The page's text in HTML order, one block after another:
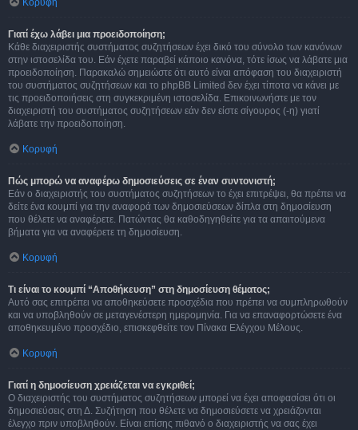
Κορυφή
Γιατί έχω λάβει μια προειδοποίηση;
Κάθε διαχειριστής συστήματος συζητήσεων έχει δικό του σύνολο των κανόνων
στην ιστοσελίδα του. Εάν έχετε παραβεί κάποιο κανόνα, τότε ίσως να λάβατε μια
προειδοποίηση. Παρακαλώ σημειώστε ότι αυτό είναι απόφαση του διαχειριστή
του συστήματος συζητήσεων και το phpBB Limited δεν έχει τίποτα να κάνει με
τις προειδοποιήσεις στη συγκεκριμένη ιστοσελίδα. Επικοινωνήστε με τον
διαχειριστή του συστήματος συζητήσεων εάν δεν είστε σίγουρος (-η) γιατί
λάβατε την προειδοποίηση.
Κορυφή
Πώς μπορώ να αναφέρω δημοσιεύσεις σε έναν συντονιστή;
Εάν ο διαχειριστής του συστήματος συζητήσεων το έχει επιτρέψει, θα πρέπει να
δείτε ένα κουμπί για την αναφορά των δημοσιεύσεων δίπλα στη δημοσίευση
που θέλετε να αναφέρετε. Πατώντας θα καθοδηγηθείτε για τα απαιτούμενα
βήματα για να αναφέρετε τη δημοσίευση.
Κορυφή
Τι είναι το κουμπί “Αποθήκευση” στη δημοσίευση θέματος;
Αυτό σας επιτρέπει να αποθηκεύσετε προσχέδια που πρέπει να συμπληρωθούν
και να υποβληθούν σε μεταγενέστερη ημερομηνία. Για να επαναφορτώσετε ένα
αποθηκευμένο προσχέδιο, επισκεφθείτε τον Πίνακα Ελέγχου Μέλους.
Κορυφή
Γιατί η δημοσίευση χρειάζεται να εγκριθεί;
Ο διαχειριστής του συστήματος συζητήσεων μπορεί να έχει αποφασίσει ότι οι
δημοσιεύσεις στη Δ. Συζήτηση που θέλετε να δημοσιεύσετε να χρειάζονται
έλεγχο πριν υποβληθούν. Είναι επίσης πιθανό ο διαχειριστής να σας έχει